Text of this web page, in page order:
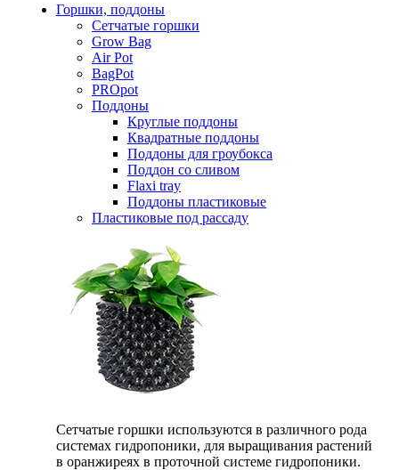
Горшки, поддоны
Сетчатые горшки
Grow Bag
Air Pot
BagPot
PROpot
Поддоны
Круглые поддоны
Квадратные поддоны
Поддоны для гроубокса
Поддон со сливом
Flaxi tray
Поддоны пластиковые
Пластиковые под рассаду
Сетчатые горшки используются в различного рода
системах гидропоники, для выращивания растений
в оранжиреях в проточной системе гидропоники.